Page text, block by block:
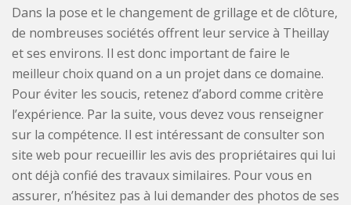
Dans la pose et le changement de grillage et de clôture,
de nombreuses sociétés offrent leur service à Theillay
et ses environs. Il est donc important de faire le
meilleur choix quand on a un projet dans ce domaine.
Pour éviter les soucis, retenez d’abord comme critère
l’expérience. Par la suite, vous devez vous renseigner
sur la compétence. Il est intéressant de consulter son
site web pour recueillir les avis des propriétaires qui lui
ont déjà confié des travaux similaires. Pour vous en
assurer, n’hésitez pas à lui demander des photos de ses